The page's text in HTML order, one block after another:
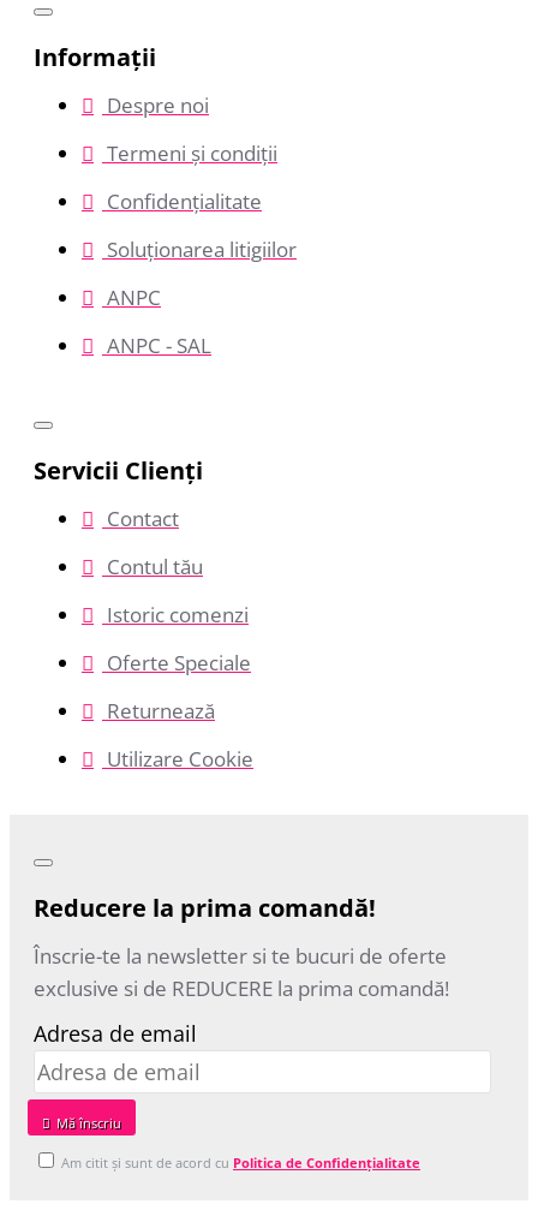
Informații
Despre noi
Termeni și condiții
Confidențialitate
Soluționarea litigiilor
ANPC
ANPC - SAL
Servicii Clienţi
Contact
Contul tău
Istoric comenzi
Oferte Speciale
Returnează
Utilizare Cookie
Reducere la prima comandă!
Înscrie-te la newsletter si te bucuri de oferte
exclusive si de REDUCERE la prima comandă!
Adresa de email
Mă‎ înscriu
Am citit şi sunt de acord cu Politica de Confidențialitate